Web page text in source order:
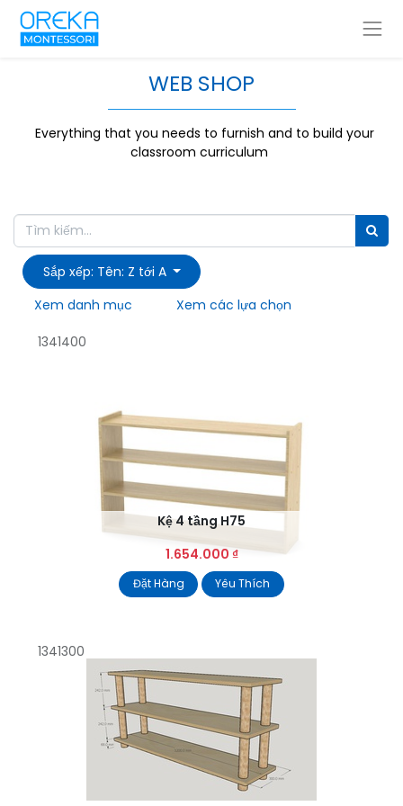
WEB SHOP
Everything that you needs to furnish and to build your
classroom curriculum
Sắp xếp: Tên: Z tới A
Xem danh mục
Xem các lựa chọn
1341400
Kệ 4 tầng H75
1.654.000 ₫
Đặt Hàng Yêu Thích
1341300